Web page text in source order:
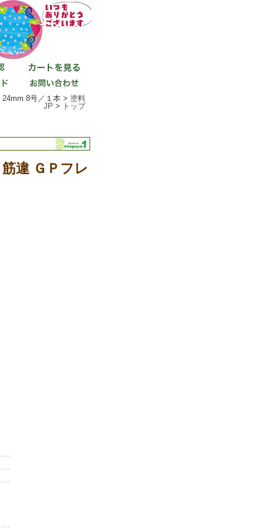
8号／１本 > 塗料
JP > トップ
違 ＧＰフレ